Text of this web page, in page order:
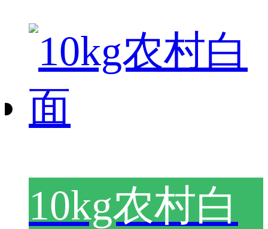
10kg农村白